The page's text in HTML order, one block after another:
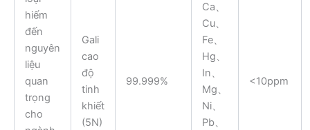
Gali
cao
độ
tinh
khiết
(5N)
99.999%
Ca、
Cu、
Fe、
Hg、
In、
Mg、
Ni、
Pb、
<10ppm